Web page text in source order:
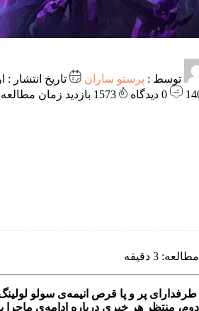
توسط : پرستو ساران
زمان مطالعه: 5
3 دقیقه
منتظر هر خبری درباره ادامه‌ی ماجرا